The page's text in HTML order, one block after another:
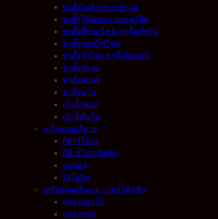
ขาตั้งไมค์ และอุปกรณ์
ขาตั้งโน๊ตเพลง สแตนโน๊ต
ขาตั้งคีย์บอร์ด & ขาตั้งเปียโน
ขาตั้งแซกโซโฟน
ขาตั้งลำโพง ขาตั้งตู้แอมป์
ขาตั้งกลอง
ขาตั้งสแนร์
ขาตั้งฉาบ
เก้าอี้กลอง
เก้าอี้เปียโน
เครื่องดนตรีสาย
กีต้าร์โปร่ง
กีต้าร์โปร่งไฟฟ้า
อูคูเลเล่
ไวโอลิน
เครื่องดนตรีเคาะ – เพอร์คัสชั่น
กลองบองโก้
กลองทอม